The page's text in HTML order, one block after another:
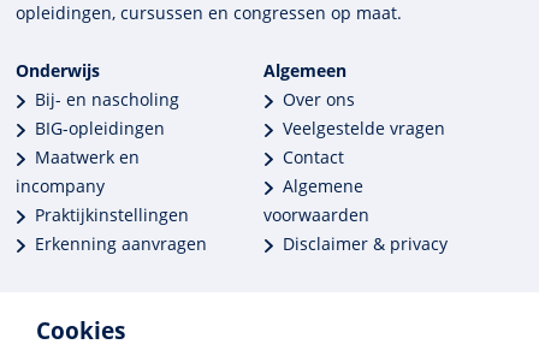
Cookies
opleidingen, cursussen en congres­sen op maat.
Onderwijs
Bij- en nascholing
BIG-opleidingen
Maatwerk en
incompany
Praktijkinstellingen
Erkenning aanvragen
Algemeen
Over ons
Veelgestelde vragen
Contact
Algemene
voorwaarden
Disclaimer & privacy